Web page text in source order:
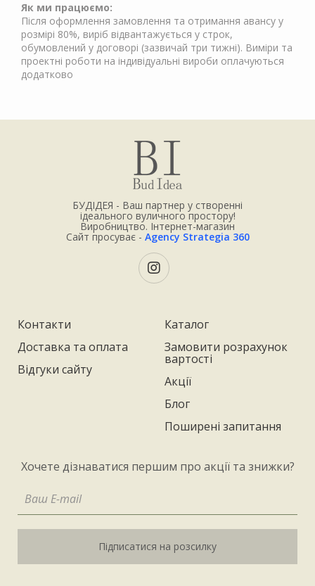
Як ми працюємо:
Після оформлення замовлення та отримання авансу у
розмірі 80%, виріб відвантажується у строк,
обумовлений у договорі (зазвичай три тижні). Виміри та
проектні роботи на індивідуальні вироби оплачуються
додатково
БУДІДЕЯ - Ваш партнер у створенні
ідеального вуличного простору!
Виробництво. Інтернет-магазин
Сайт просуває - Agency Strategia 360
Контакти
Доставка та оплата
Відгуки сайту
Каталог
Замовити розрахунок
вартості
Акції
Блог
Поширені запитання
Хочете дізнаватися першим про акції та знижки?
Підписатися на розсилку